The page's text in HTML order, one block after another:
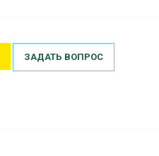
ЗАДАТЬ ВОПРОС